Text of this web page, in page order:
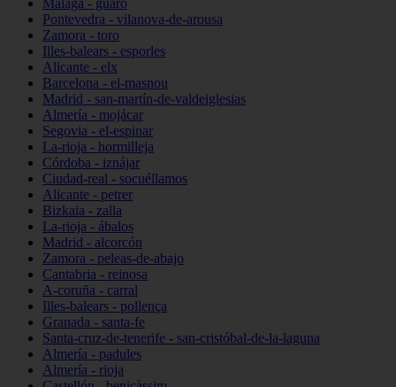
Málaga - guaro
Pontevedra - vilanova-de-arousa
Zamora - toro
Illes-balears - esporles
Alicante - elx
Barcelona - el-masnou
Madrid - san-martín-de-valdeiglesias
Almería - mojácar
Segovia - el-espinar
La-rioja - hormilleja
Córdoba - iznájar
Ciudad-real - socuéllamos
Alicante - petrer
Bizkaia - zalla
La-rioja - ábalos
Madrid - alcorcón
Zamora - peleas-de-abajo
Cantabria - reinosa
A-coruña - carral
Illes-balears - pollença
Granada - santa-fe
Santa-cruz-de-tenerife - san-cristóbal-de-la-laguna
Almería - padules
Almería - rioja